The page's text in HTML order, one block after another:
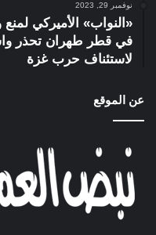
نوفمبر 29, 2023
في قطر طهران تحذر
لاستئناف حرب غزة
عن الموقع